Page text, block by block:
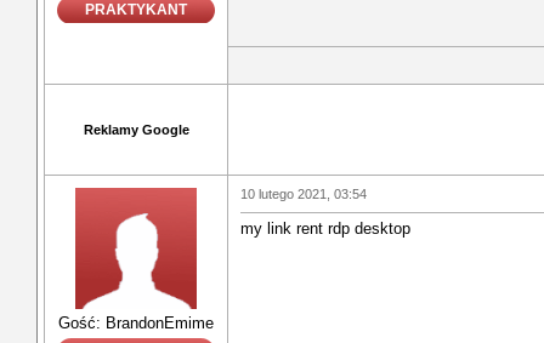
PRAKTYKANT
Reklamy Google
Gość: BrandonEmime
10 lutego 2021, 03:54
my link rent rdp desktop